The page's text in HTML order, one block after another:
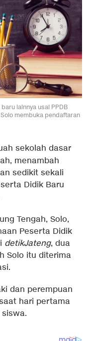
lainnya usai PPDB
membuka pendaftaran
sekolah dasar
menambah
sedikit sekali
Didik Baru
Tengah, Solo,
Peserta Didik
detikJateng, dua
Solo itu diterima
dan perempuan
hari pertama